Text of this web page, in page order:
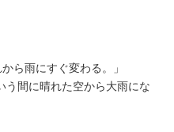
雨にすぐ変わる。」
間に晴れた空から大雨にな